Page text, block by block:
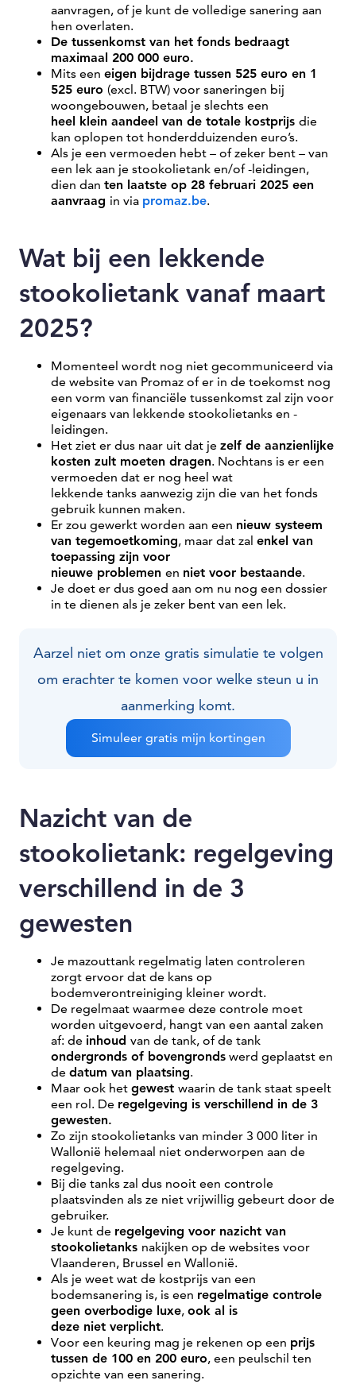
aanvragen, of je kunt de volledige sanering aan
hen overlaten.
De tussenkomst van het fonds bedraagt
maximaal 200 000 euro.
Mits een eigen bijdrage tussen 525 euro en 1
525 euro (excl. BTW) voor saneringen bij
woongebouwen, betaal je slechts een
heel klein aandeel van de totale kostprijs die
kan oplopen tot honderdduizenden euro’s.
Als je een vermoeden hebt – of zeker bent – van
een lek aan je stookolietank en/of -leidingen,
dien dan ten laatste op 28 februari 2025 een
aanvraag in via promaz.be.
Wat bij een lekkende
stookolietank vanaf maart
2025?
Momenteel wordt nog niet gecommuniceerd via
de website van Promaz of er in de toekomst nog
een vorm van financiële tussenkomst zal zijn voor
eigenaars van lekkende stookolietanks en -
leidingen.
Het ziet er dus naar uit dat je zelf de aanzienlijke
kosten zult moeten dragen. Nochtans is er een
vermoeden dat er nog heel wat
lekkende tanks aanwezig zijn die van het fonds
gebruik kunnen maken.
Er zou gewerkt worden aan een nieuw systeem
van tegemoetkoming, maar dat zal enkel van
toepassing zijn voor
nieuwe problemen en niet voor bestaande.
Je doet er dus goed aan om nu nog een dossier
in te dienen als je zeker bent van een lek.
Aarzel niet om onze gratis simulatie te volgen
om erachter te komen voor welke steun u in
aanmerking komt.
Simuleer gratis mijn kortingen
Nazicht van de
stookolietank: regelgeving
verschillend in de 3
gewesten
Je mazouttank regelmatig laten controleren
zorgt ervoor dat de kans op
bodemverontreiniging kleiner wordt.
De regelmaat waarmee deze controle moet
worden uitgevoerd, hangt van een aantal zaken
af: de inhoud van de tank, of de tank
ondergronds of bovengronds werd geplaatst en
de datum van plaatsing.
Maar ook het gewest waarin de tank staat speelt
een rol. De regelgeving is verschillend in de 3
gewesten.
Zo zijn stookolietanks van minder 3 000 liter in
Wallonië helemaal niet onderworpen aan de
regelgeving.
Bij die tanks zal dus nooit een controle
plaatsvinden als ze niet vrijwillig gebeurt door de
gebruiker.
Je kunt de regelgeving voor nazicht van
stookolietanks nakijken op de websites voor
Vlaanderen, Brussel en Wallonië.
Als je weet wat de kostprijs van een
bodemsanering is, is een regelmatige controle
geen overbodige luxe, ook al is
deze niet verplicht.
Voor een keuring mag je rekenen op een prijs
tussen de 100 en 200 euro, een peulschil ten
opzichte van een sanering.